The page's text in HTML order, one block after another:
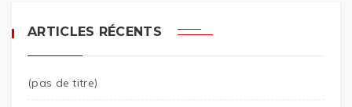
ARTICLES RÉCENTS
(pas de titre)